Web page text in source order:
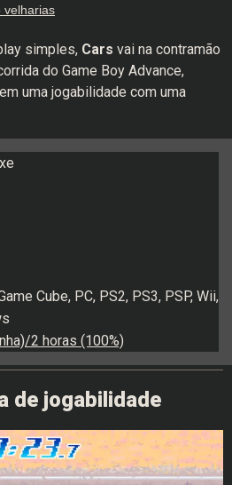
velharias
simples, Cars vai na contramão
do Game Boy Advance,
uma jogabilidade com uma
Cube, PC, PS2, PS3, PSP, Wii,
2 horas (100%)
de jogabilidade